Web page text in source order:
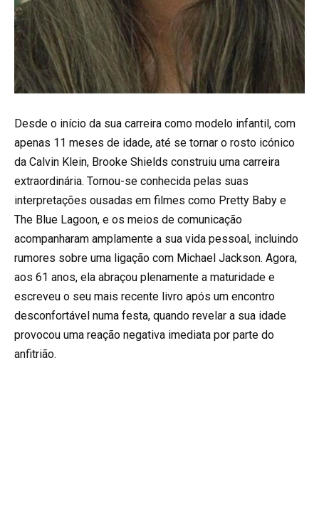
Desde o início da sua carreira como modelo infantil, com
apenas 11 meses de idade, até se tornar o rosto icónico
da Calvin Klein, Brooke Shields construiu uma carreira
extraordinária. Tornou-se conhecida pelas suas
interpretações ousadas em filmes como Pretty Baby e
The Blue Lagoon, e os meios de comunicação
acompanharam amplamente a sua vida pessoal, incluindo
rumores sobre uma ligação com Michael Jackson. Agora,
aos 61 anos, ela abraçou plenamente a maturidade e
escreveu o seu mais recente livro após um encontro
desconfortável numa festa, quando revelar a sua idade
provocou uma reação negativa imediata por parte do
anfitrião.